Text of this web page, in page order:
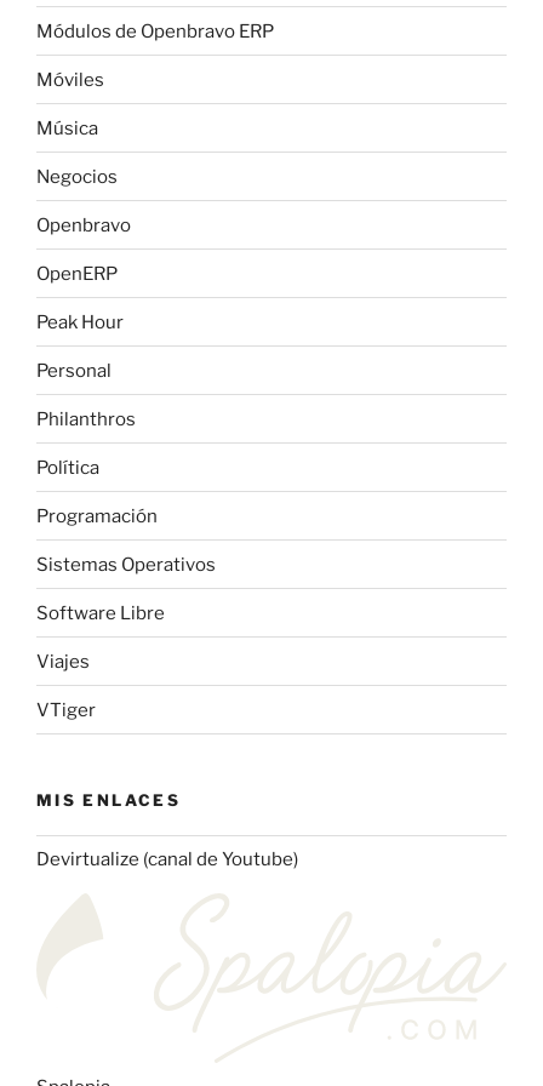
Módulos de Openbravo ERP
Móviles
Música
Negocios
Openbravo
OpenERP
Peak Hour
Personal
Philanthros
Política
Programación
Sistemas Operativos
Software Libre
Viajes
VTiger
MIS ENLACES
Devirtualize (canal de Youtube)